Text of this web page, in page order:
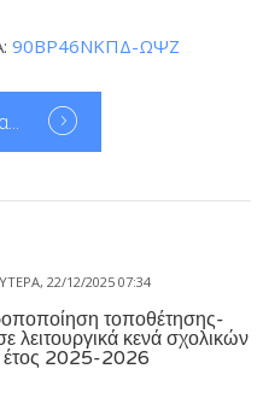
90ΒΡ46ΝΚΠΔ-ΩΨΖ
22/12/2025 07:34
τοποθέτησης-
λειτουργικά κενά σχολικών
έτος 2025-2026